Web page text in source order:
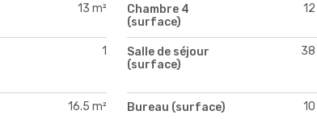
13 m²
Chambre 4
(surface)
12
1
Salle de séjour
(surface)
38
16.5 m² Bureau (surface) 10